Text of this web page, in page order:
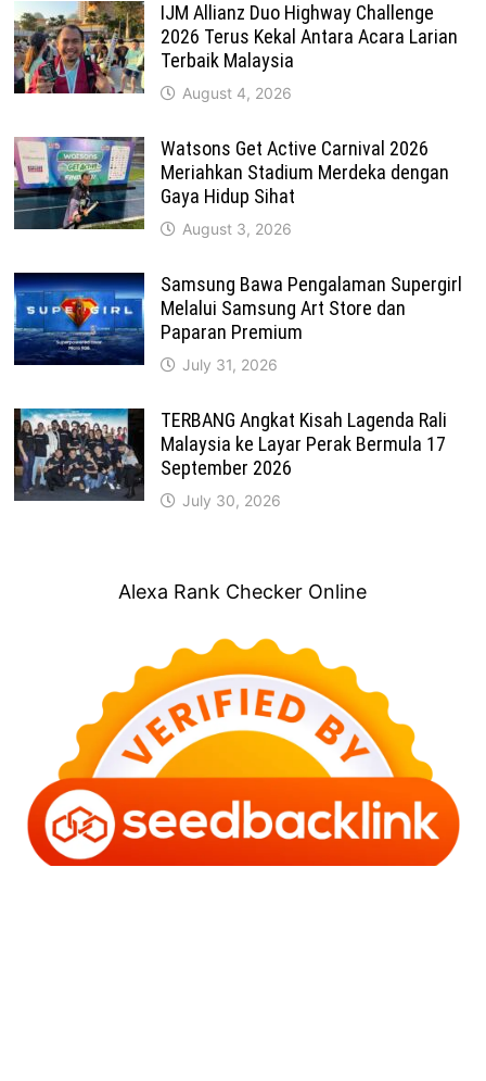
IJM Allianz Duo Highway Challenge
2026 Terus Kekal Antara Acara Larian
Terbaik Malaysia
August 4, 2026
Watsons Get Active Carnival 2026
Meriahkan Stadium Merdeka dengan
Gaya Hidup Sihat
August 3, 2026
Samsung Bawa Pengalaman Supergirl
Melalui Samsung Art Store dan
Paparan Premium
July 31, 2026
TERBANG Angkat Kisah Lagenda Rali
Malaysia ke Layar Perak Bermula 17
September 2026
July 30, 2026
Alexa Rank Checker Online